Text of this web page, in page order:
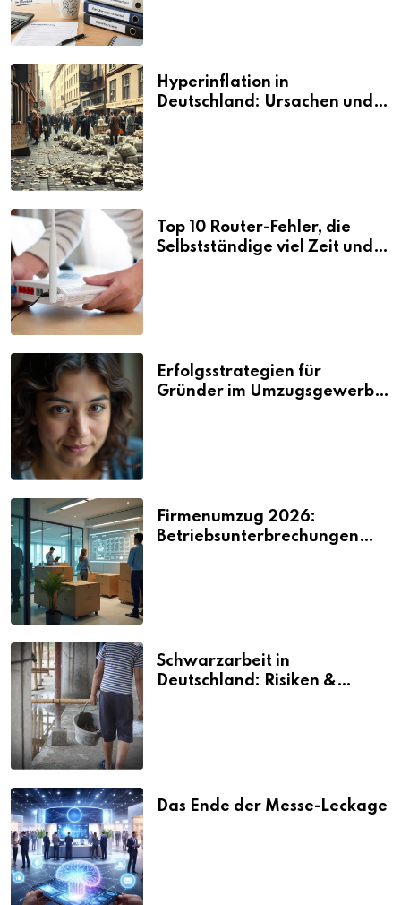
Hyperinflation in
Deutschland: Ursachen und
Top 10 Router-Fehler, die
Selbstständige viel Zeit und
Erfolgsstrategien für
Gründer im Umzugsgewerbe
Firmenumzug 2026:
Betriebsunterbrechungen
Schwarzarbeit in
Deutschland: Risiken &
Das Ende der Messe-Leckage